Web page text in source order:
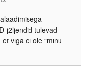
j2ljendid tulevad
viga ei ole “minu